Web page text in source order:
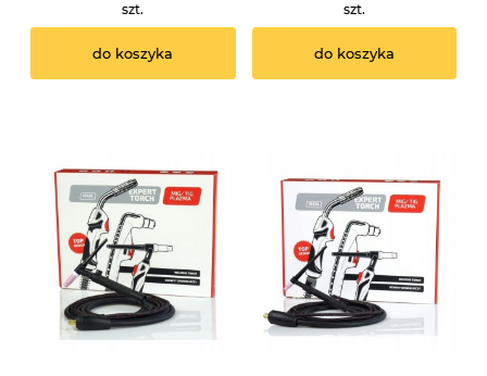
szt.
do koszyka
szt.
do koszyka